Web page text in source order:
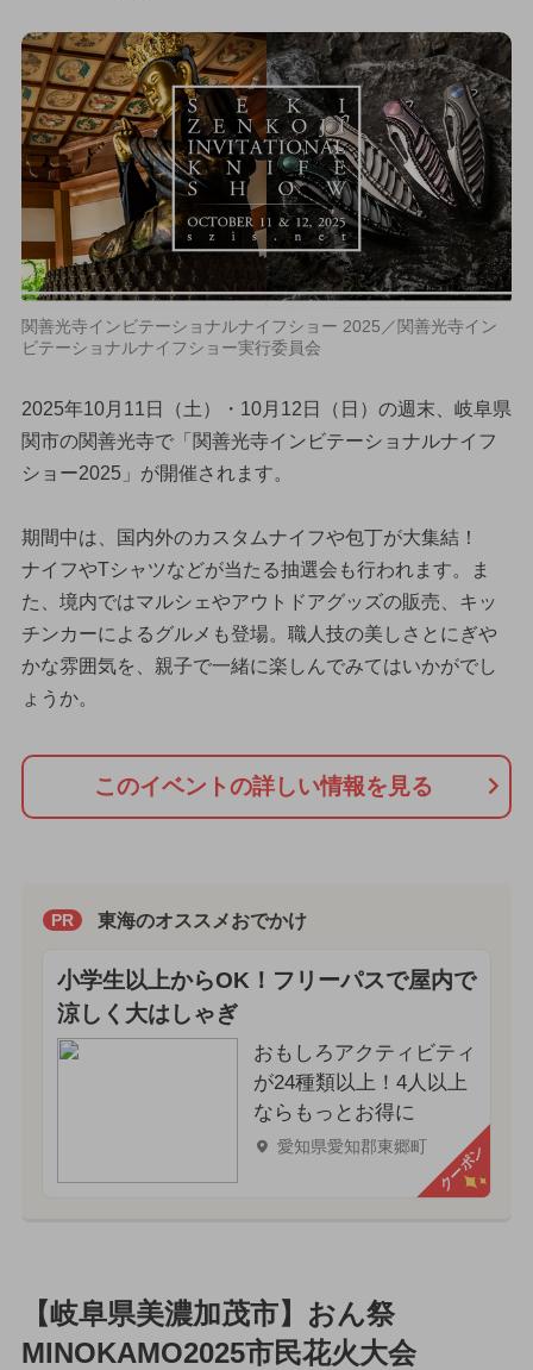
関善光寺インビテーショナルナイフショー 2025／関善光寺イン
ビテーショナルナイフショー実行委員会
2025年10月11日（土）・10月12日（日）の週末、岐阜県
関市の関善光寺で「関善光寺インビテーショナルナイフ
ショー2025」が開催されます。
期間中は、国内外のカスタムナイフや包丁が大集結！
ナイフやTシャツなどが当たる抽選会も行われます。ま
た、境内ではマルシェやアウトドアグッズの販売、キッ
チンカーによるグルメも登場。職人技の美しさとにぎや
かな雰囲気を、親子で一緒に楽しんでみてはいかがでし
ょうか。
このイベントの詳しい情報を見る
PR 東海のオススメおでかけ
小学生以上からOK！フリーパスで屋内で
涼しく大はしゃぎ
おもしろアクティビティ
が24種類以上！4人以上
ならもっとお得に
愛知県愛知郡東郷町 クーポン
【岐阜県美濃加茂市】おん祭
MINOKAMO2025市民花火大会